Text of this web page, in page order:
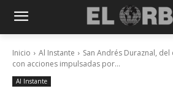
Inicio Al Instante
San Andrés Duraznal,
con acciones impulsadas por...
Al Instante